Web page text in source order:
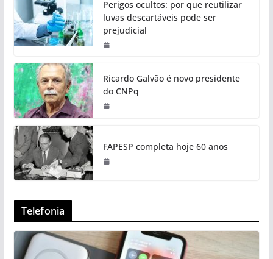
Perigos ocultos: por que reutilizar
luvas descartáveis pode ser
prejudicial
Ricardo Galvão é novo presidente
do CNPq
FAPESP completa hoje 60 anos
Telefonia